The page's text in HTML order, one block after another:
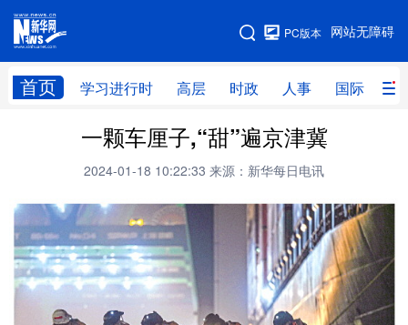
网站无障碍
PC版本
首页 学习进行时 高层 时政 人事 国际 财
网站地图
学习进行时 高层 时政
财经 网评
台湾 思客智库 全球连线 教育
科技 科创 量子 体育
文化 书画 健康 军事
一颗车厘子,“甜”遍京津冀
2024-01-18 10:22:33 来源：新华每日电讯